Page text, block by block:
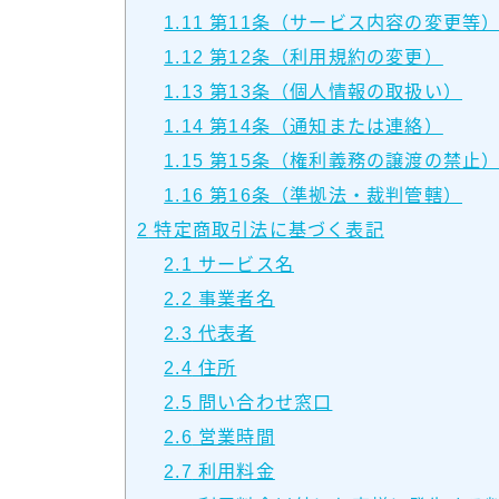
1.11 第11条（サービス内容の変更等
1.12 第12条（利用規約の変更）
1.13 第13条（個人情報の取扱い）
1.14 第14条（通知または連絡）
1.15 第15条（権利義務の譲渡の禁止
1.16 第16条（準拠法・裁判管轄）
2 特定商取引法に基づく表記
2.1 サービス名
2.2 事業者名
2.3 代表者
2.4 住所
2.5 問い合わせ窓口
2.6 営業時間
2.7 利用料金